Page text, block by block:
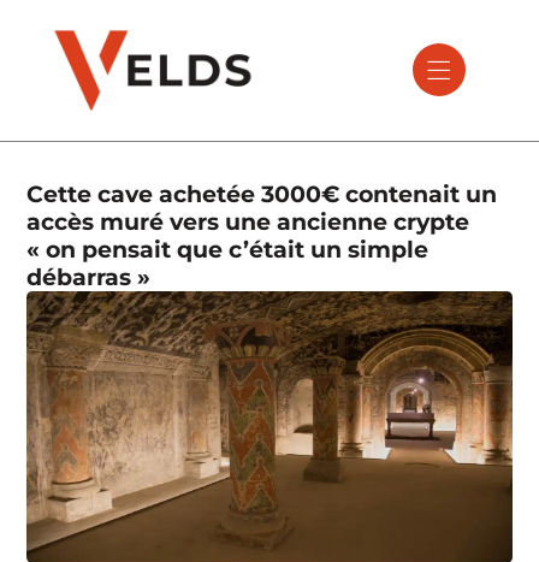
Cette cave achetée 3000€ contenait un
accès muré vers une ancienne crypte
« on pensait que c’était un simple
débarras »